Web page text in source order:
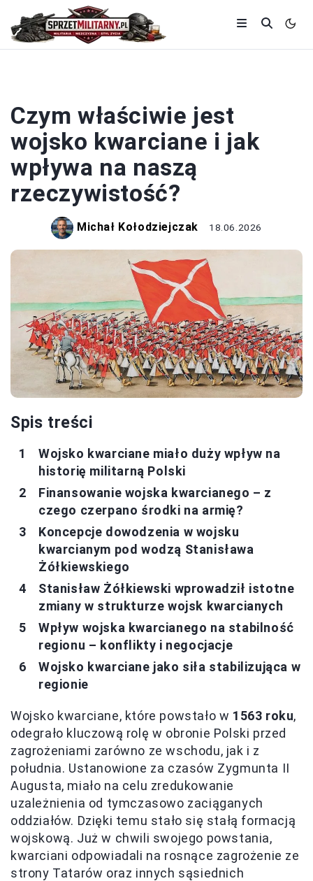
Czym właściwie jest
wojsko kwarciane i jak
wpływa na naszą
rzeczywistość?
Michał Kołodziejczak 18.06.2026
Spis treści
Wojsko kwarciane miało duży wpływ na
historię militarną Polski
Finansowanie wojska kwarcianego – z
czego czerpano środki na armię?
Koncepcje dowodzenia w wojsku
kwarcianym pod wodzą Stanisława
Żółkiewskiego
Stanisław Żółkiewski wprowadził istotne
zmiany w strukturze wojsk kwarcianych
Wpływ wojska kwarcianego na stabilność
regionu – konflikty i negocjacje
Wojsko kwarciane jako siła stabilizująca w
regionie
Wojsko kwarciane, które powstało w 1563 roku,
odegrało kluczową rolę w obronie Polski przed
zagrożeniami zarówno ze wschodu, jak i z
południa. Ustanowione za czasów Zygmunta II
Augusta, miało na celu zredukowanie
uzależnienia od tymczasowo zaciąganych
oddziałów. Dzięki temu stało się stałą formacją
wojskową. Już w chwili swojego powstania,
kwarciani odpowiadali na rosnące zagrożenie ze
strony Tatarów oraz innych sąsiednich